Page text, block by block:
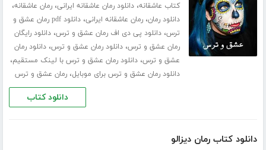
کتاب عاشقانه،دانلود رمان عاشقانه ایرانی،رمان عاشقانه،
دانلود رمان،رمان عاشقانه ایرانی،
دانلود pdf رمان عشق و
ترس،دانلود پی دی اف رمان عشق و ترس،دانلود رایگان
رمان عشق و ترس،دانلود رمان عشق و ترس،دانلود رمان
عشق و ترس،دانلود رمان عشق و ترس با لینک مستقیم،
دانلود رمان عشق و ترس برای موبایل،رمان عشق و ترس
دانلود کتاب
دانلود کتاب رمان دیزالو